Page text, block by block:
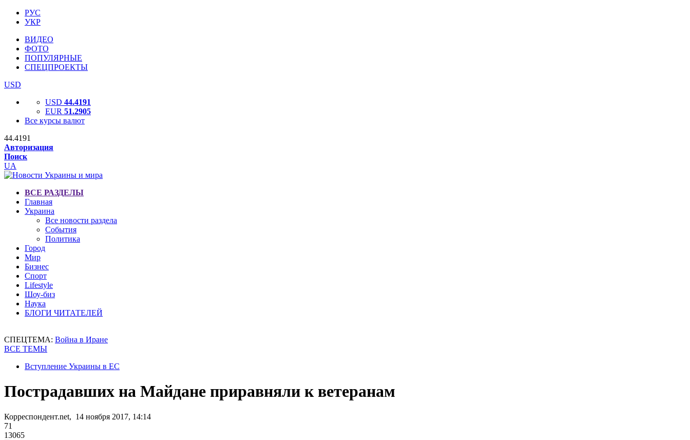
РУС
УКР
ВИДЕО
ФОТО
ПОПУЛЯРНЫЕ
СПЕЦПРОЕКТЫ
USD
USD 44.4191
EUR 51.2905
Все курсы валют
44.4191
Авторизация
Поиск
UA
ВСЕ РАЗДЕЛЫ
Главная
Украина
Все новости раздела
События
Политика
Город
Мир
Бизнес
Спорт
Lifestyle
Шоу-биз
Наука
БЛОГИ ЧИТАТЕЛЕЙ
СПЕЦТЕМА: Война в Иране
ВСЕ ТЕМЫ
Вступление Украины в ЕС
Пострадавших на Майдане приравняли к ветеранам
Корреспондент.net, 14 ноября 2017, 14:14
71
13065